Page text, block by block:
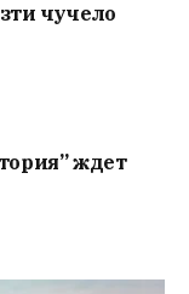
чучело
ждет